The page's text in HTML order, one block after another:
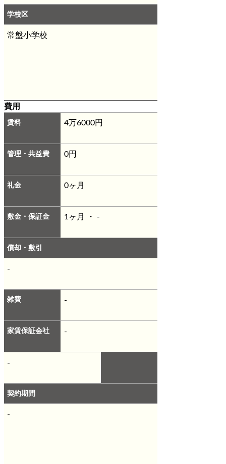
学校区
常盤小学校
費用
賃料 4万6000円
管理・共益費 0円
礼金 0ヶ月
敷金・保証金 1ヶ月 ・ -
償却・敷引
-
雑費 -
家賃保証会社 -
-
契約期間
-